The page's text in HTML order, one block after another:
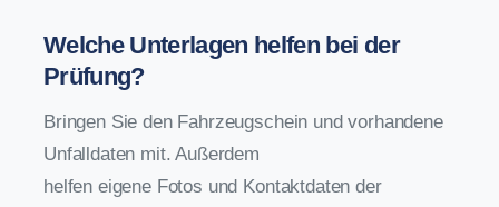
Welche Unterlagen helfen bei der
Prüfung?
Bringen Sie den Fahrzeugschein und vorhandene
Unfalldaten mit. Außerdem
helfen eigene Fotos und Kontaktdaten der